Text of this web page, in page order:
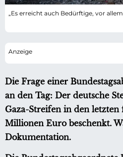
„Es erreicht auch Bedürftige, vor
Die Frage einer
an den Tag: Der deutsche
Gaza-Streifen in den
Millionen Euro beschenkt.
Dokumentation.